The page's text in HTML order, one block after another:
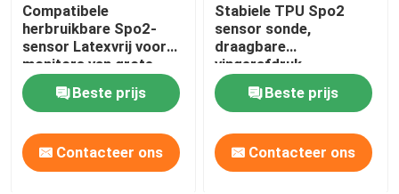
Compatibele
herbruikbare Spo2-
sensor Latexvrij voor
monitors van grote
merken
Beste prijs
Contacteer ons
Stabiele TPU Spo2
sensor sonde,
draagbare
vingerafdruk
pulsoximeter
Beste prijs
Contacteer ons